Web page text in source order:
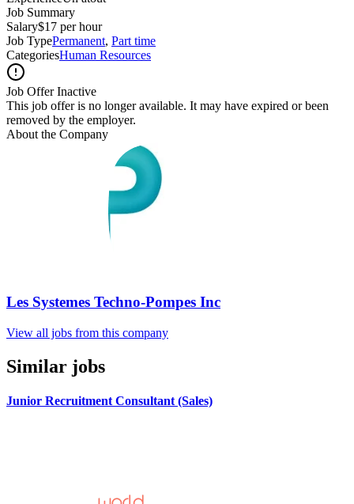
Job Summary
Salary$17 per hour
Job TypePermanent, Part time
CategoriesHuman Resources
Job Offer Inactive
This job offer is no longer available. It may have expired or been
removed by the employer.
About the Company
Les Systemes Techno-Pompes Inc
View all jobs from this company
Similar jobs
Junior Recruitment Consultant (Sales)